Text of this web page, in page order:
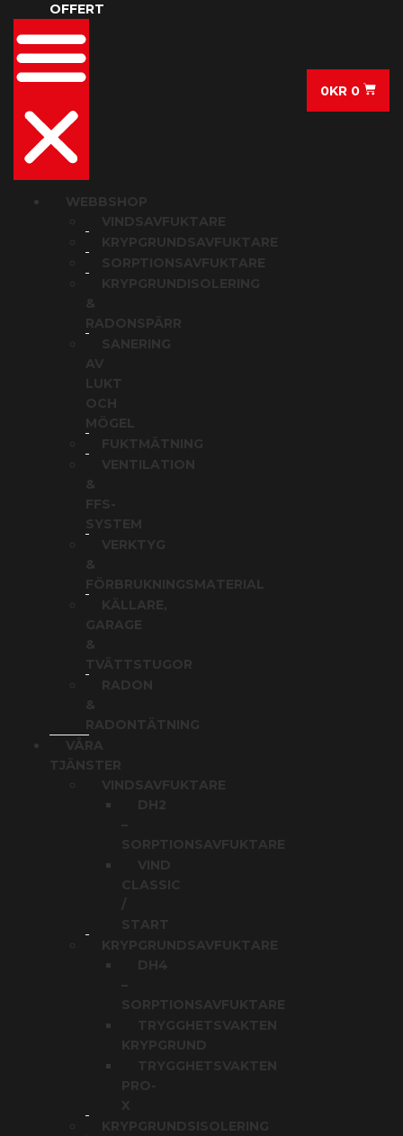
OFFERT
WEBBSHOP
VINDSAVFUKTARE
KRYPGRUNDSAVFUKTARE
SORPTIONSAVFUKTARE
KRYPGRUNDISOLERING
&
RADONSPÄRR
SANERING
AV
LUKT
OCH
MÖGEL
FUKTMÄTNING
VENTILATION
&
SYSTEM
VERKTYG
&
FÖRBRUKNINGSMATERIAL
KÄLLARE,
GARAGE
&
TVÄTTSTUGOR
RADON
&
RADONTÄTNING
VÅRA
TJÄNSTER
VINDSAVFUKTARE
DH2
SORPTIONSAVFUKTARE
VIND
CLASSIC
START
KRYPGRUNDSAVFUKTARE
DH4
SORPTIONSAVFUKTARE
TRYGGHETSVAKTEN
KRYPGRUND
TRYGGHETSVAKTEN
PRO-
X
KRYPGRUNDSISOLERING
0KR 0